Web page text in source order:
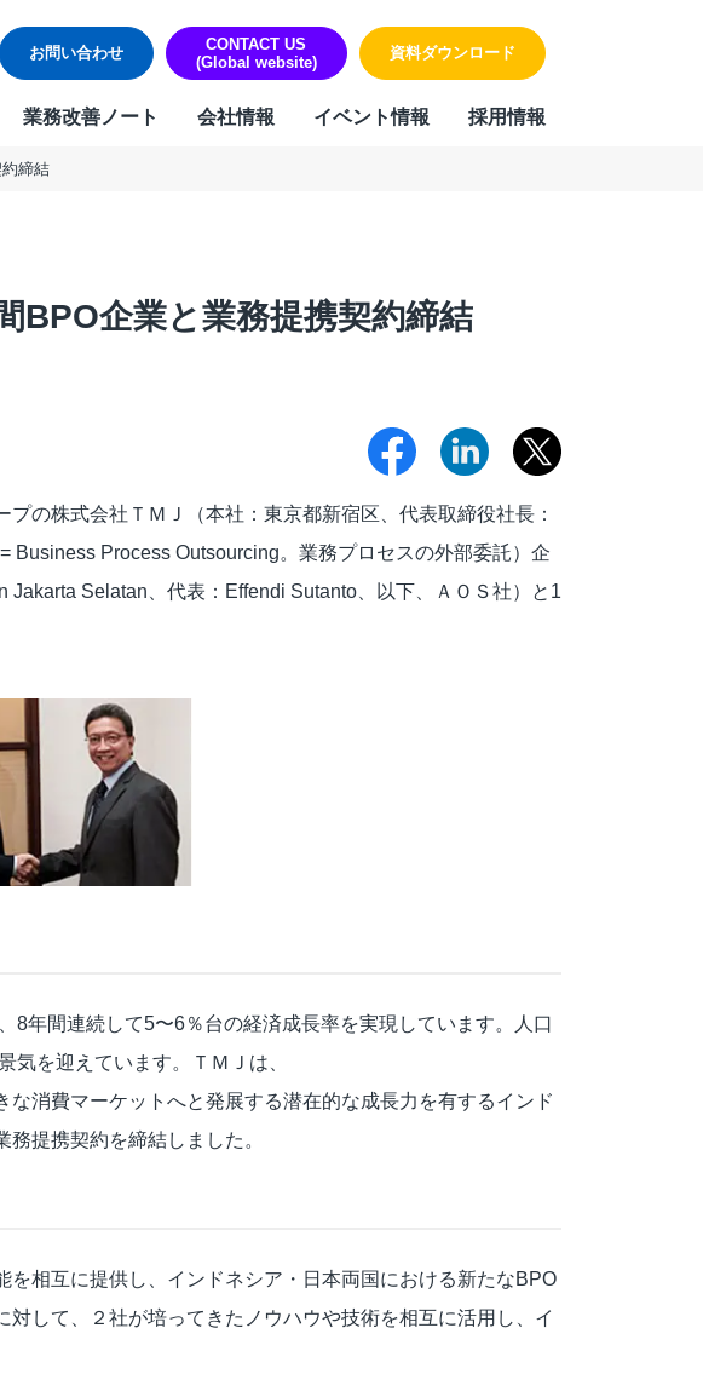
お問い合わせ
CONTACT US
(Global website)
資料ダウンロード
業務改善ノート 会社情報 イベント情報 採用情報
営業事務支援サービス
締結
企業と業務提携契約締結
の株式会社ＴＭＪ（本社：東京都新宿区、代表取締役社長：
Process Outsourcing。業務プロセスの外部委託）企
Selatan、代表：Effendi Sutanto、以下、ＡＯＳ社）と1
年間連続して5〜6％台の経済成長率を実現しています。人口
を迎えています。ＴＭＪは、
消費マーケットへと発展する潜在的な成長力を有するインド
提携契約を締結しました。
相互に提供し、インドネシア・日本両国における新たなBPO
して、２社が培ってきたノウハウや技術を相互に活用し、イ